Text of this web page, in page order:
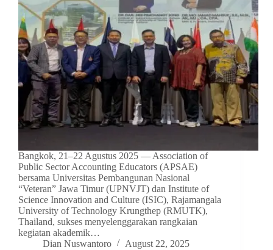
Bangkok, 21–22 Agustus 2025 — Association of
Public Sector Accounting Educators (APSAE)
bersama Universitas Pembangunan Nasional
“Veteran” Jawa Timur (UPNVJT) dan Institute of
Science Innovation and Culture (ISIC), Rajamangala
University of Technology Krungthep (RMUTK),
Thailand, sukses menyelenggarakan rangkaian
kegiatan akademik…
Dian Nuswantoro
August 22, 2025